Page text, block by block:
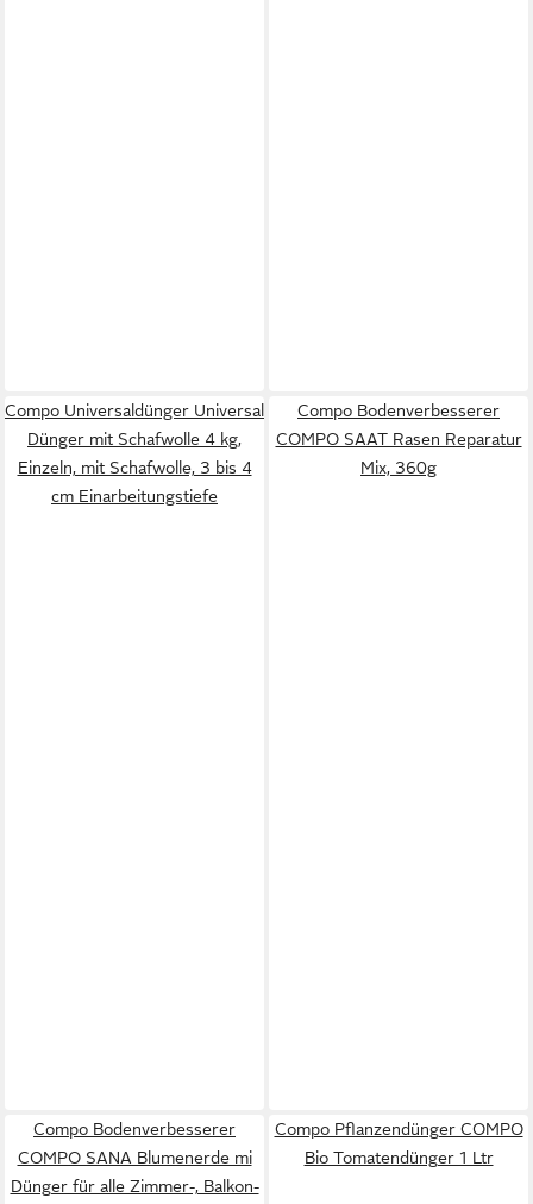
Compo Universaldünger Universal
Dünger mit Schafwolle 4 kg,
Einzeln, mit Schafwolle, 3 bis 4
cm Einarbeitungstiefe
Compo Bodenverbesserer
COMPO SAAT Rasen Reparatur
Mix, 360g
Compo Bodenverbesserer
COMPO SANA Blumenerde mi
Dünger für alle Zimmer-, Balkon-
Compo Pflanzendünger COMPO
Bio Tomatendünger 1 Ltr